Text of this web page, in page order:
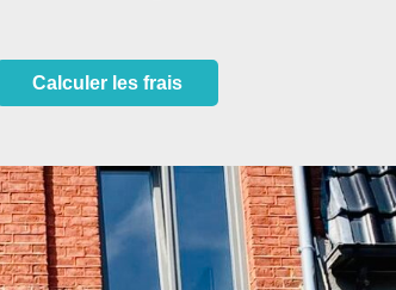
Calculer les frais